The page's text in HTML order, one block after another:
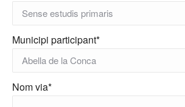
Municipi participant*
Nom via*